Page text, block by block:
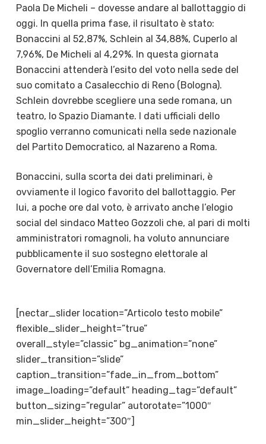
Paola De Micheli – dovesse andare al ballottaggio di
oggi. In quella prima fase, il risultato è stato:
Bonaccini al 52,87%, Schlein al 34,88%, Cuperlo al
7,96%, De Micheli al 4,29%. In questa giornata
Bonaccini attenderà l’esito del voto nella sede del
suo comitato a Casalecchio di Reno (Bologna).
Schlein dovrebbe scegliere una sede romana, un
teatro, lo Spazio Diamante. I dati ufficiali dello
spoglio verranno comunicati nella sede nazionale
del Partito Democratico, al Nazareno a Roma.
Bonaccini, sulla scorta dei dati preliminari, è
ovviamente il logico favorito del ballottaggio. Per
lui, a poche ore dal voto, è arrivato anche l’elogio
social del sindaco Matteo Gozzoli che, al pari di molti
amministratori romagnoli, ha voluto annunciare
pubblicamente il suo sostegno elettorale al
Governatore dell’Emilia Romagna.
[nectar_slider location=”Articolo testo mobile”
flexible_slider_height=”true”
overall_style=”classic” bg_animation=”none”
slider_transition=”slide”
caption_transition=”fade_in_from_bottom”
image_loading=”default” heading_tag=”default”
button_sizing=”regular” autorotate=”1000″
min_slider_height=”300″]